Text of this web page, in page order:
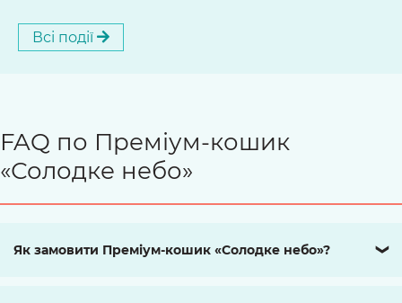
Всі події
FAQ по Преміум-кошик
«Солодке небо»
Як замовити Преміум-кошик «Солодке небо»? ❯